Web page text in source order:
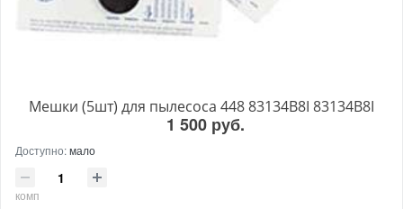
Мешки (5шт) для пылесоса 448 83134B8I 83134B8I
1 500 руб.
Доступно:мало
комп